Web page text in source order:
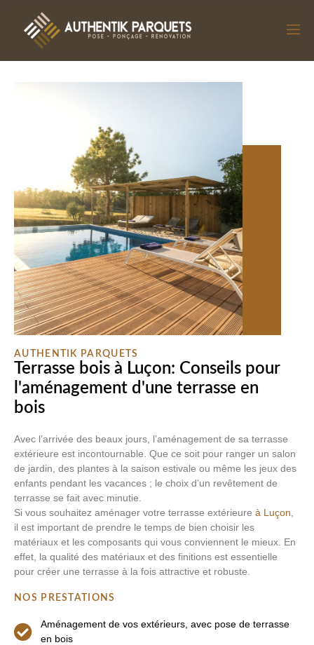
AUTHENTIK PARQUETS
Terrasse bois à Luçon: Conseils pour
l'aménagement d'une terrasse en
bois
Avec l’arrivée des beaux jours, l’aménagement de sa terrasse
extérieure est incontournable. Que ce soit pour ranger un salon
de jardin, des plantes à la saison estivale ou même les jeux des
enfants pendant les vacances ; le choix d’un revêtement de
terrasse se fait avec minutie.
Si vous souhaitez aménager votre terrasse extérieure à Luçon
il est important de prendre le temps de bien choisir les
matériaux et les composants qui vous conviennent le mieux. En
effet, la qualité des matériaux et des finitions est essentielle
pour créer une terrasse à la fois attractive et robuste.
NOS PRESTATIONS
Aménagement de vos extérieurs, avec pose de terrasse
en bois